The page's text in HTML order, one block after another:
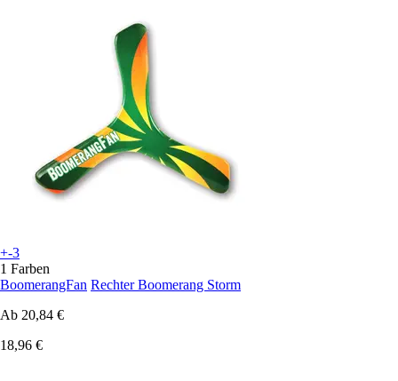
+-3
1 Farben
BoomerangFan Rechter Boomerang Storm
Ab 20,84 €
18,96 €